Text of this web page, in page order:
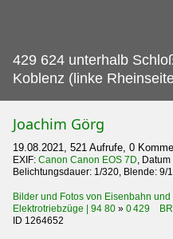
429 624 unterhalb
Koblenz (linke
Joachim Görg
19.08.2021, 521 Aufrufe, 0
EXIF: Canon Canon EOS 7D ,
Belichtungsdauer: 1/320, Blende: 9/
Bilder und Fotos von Eisenbahn und
Elektrotriebzüge | 94 80 » 0 429 BR
ID 1264652